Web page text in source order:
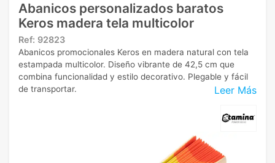
Abanicos personalizados baratos
Keros madera tela multicolor
Ref: 92823
Leer Más
Abanicos promocionales Keros en madera natural con tela
estampada multicolor. Diseño vibrante de 42,5 cm que
combina funcionalidad y estilo decorativo. Plegable y fácil
de transportar.